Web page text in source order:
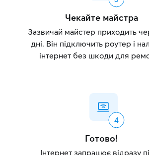
Чекайте майстра
Зазвичай майстер приходить
дні. Він підключить роутер і
інтернет без шкоди для
Готово!
Інтернет запрацює відразу